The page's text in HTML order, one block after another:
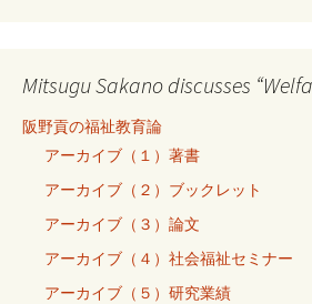
Mitsugu Sakano discusses
阪野貢の福祉教育論
アーカイブ（１）著書
アーカイブ（２）ブックレット
アーカイブ（３）論文
アーカイブ（４）社会福祉セミナー
アーカイブ（５）研究業績